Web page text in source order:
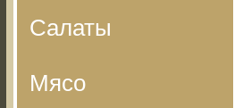
Салаты
Мясо